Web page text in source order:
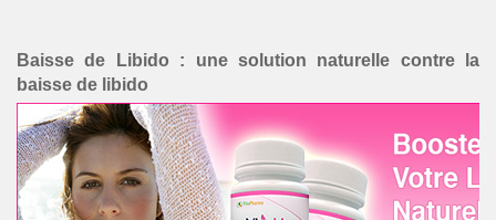
Baisse de Libido : une solution naturelle contre la
baisse de libido